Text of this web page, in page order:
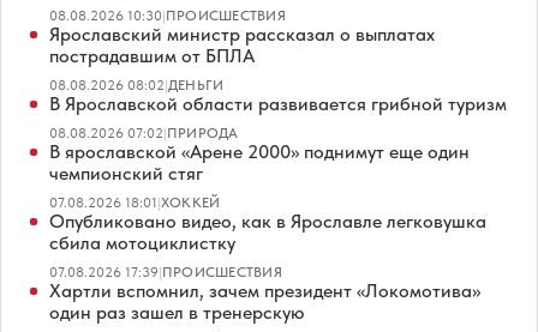
08.08.2026 10:30|ПРОИСШЕСТВИЯ
Ярославский министр рассказал о выплатах
пострадавшим от БПЛА
08.08.2026 08:02|ДЕНЬГИ
В Ярославской области развивается грибной туризм
08.08.2026 07:02|ПРИРОДА
В ярославской «Арене 2000» поднимут еще один
чемпионский стяг
07.08.2026 18:01|ХОККЕЙ
Опубликовано видео, как в Ярославле легковушка
сбила мотоциклистку
07.08.2026 17:39|ПРОИСШЕСТВИЯ
Хартли вспомнил, зачем президент «Локомотива»
один раз зашел в тренерскую